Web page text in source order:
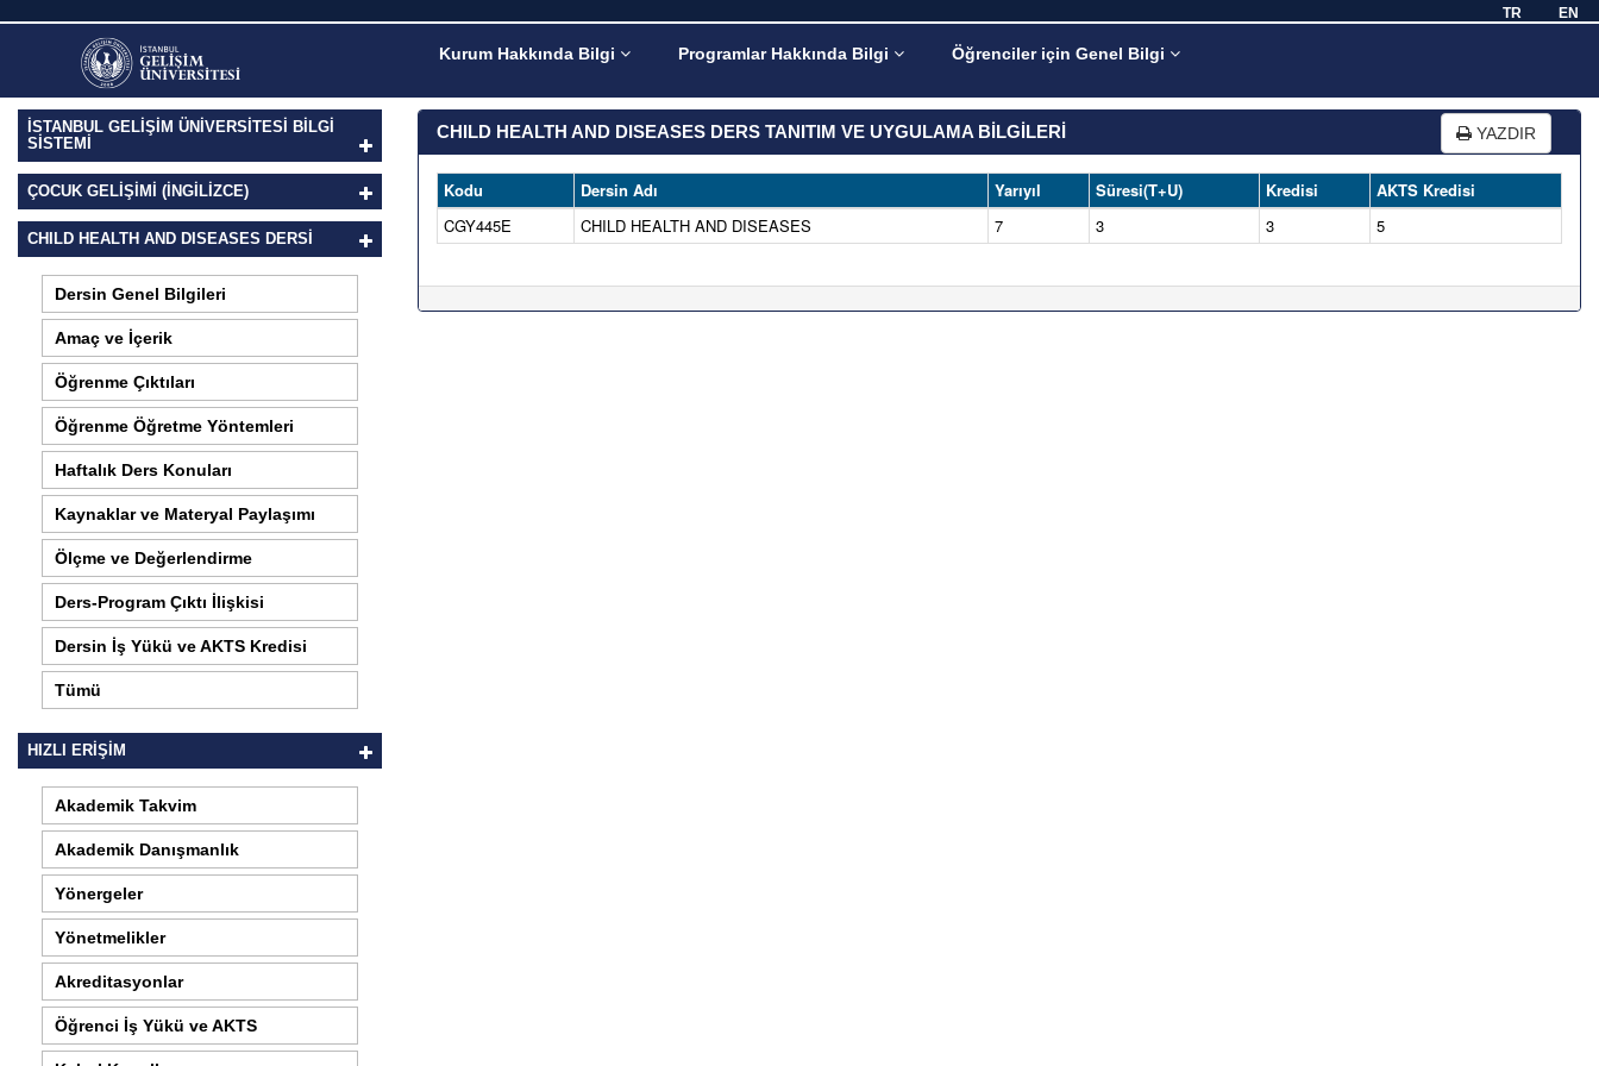
TR EN
Kurum Hakkında Bilgi Programlar Hakkında Bilgi Öğrenciler için Genel Bilgi
YAZDIR
İSTANBUL GELİŞİM ÜNİVERSİTESİ BİLGİ
SİSTEMİ
ÇOCUK GELIŞIMI (İNGILIZCE)
CHILD HEALTH AND DISEASES DERSI
Dersin Genel Bilgileri
Amaç ve İçerik
Öğrenme Çıktıları
Öğrenme Öğretme Yöntemleri
Haftalık Ders Konuları
Kaynaklar ve Materyal Paylaşımı
Ölçme ve Değerlendirme
Ders-Program Çıktı İlişkisi
Dersin İş Yükü ve AKTS Kredisi
Tümü
HIZLI ERİŞİM
Akademik Takvim
Akademik Danışmanlık
Yönergeler
Yönetmelikler
Akreditasyonlar
Öğrenci İş Yükü ve AKTS
CHILD HEALTH AND DISEASES DERS TANITIM VE UYGULAMA BİLGİLERİ
Kodu Dersin Adı Yarıyıl Süresi(T+U) Kredisi
AKTS Kredisi
CGY445E
CHILD HEALTH AND DISEASES 7 3 3 5